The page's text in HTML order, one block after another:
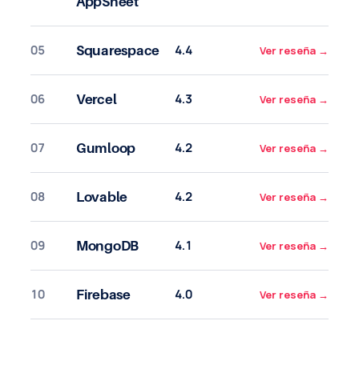
05 Squarespace 4.4 Ver reseña →
06 Vercel 4.3 Ver reseña →
07 Gumloop 4.2 Ver reseña →
08 Lovable 4.2 Ver reseña →
09 MongoDB 4.1 Ver reseña →
10 Firebase 4.0 Ver reseña →